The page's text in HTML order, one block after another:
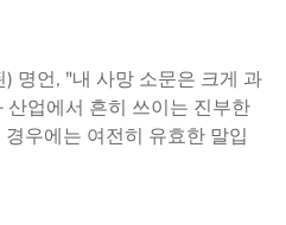
명언, "내 사망 소문은 크게 과
업에서 흔히 쓰이는 진부한
우에는 여전히 유효한 말입